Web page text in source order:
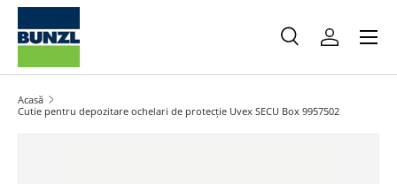
Salt la conținut
Caută
Caută
Meniu
Acasă
Cutie pentru depozitare ochelari de protecție Uvex SECU Box 9957502